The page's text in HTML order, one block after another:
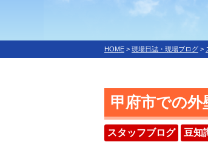
HOME > 現場日誌・現場ブログ >
甲府市での外
スタッフブログ 豆知